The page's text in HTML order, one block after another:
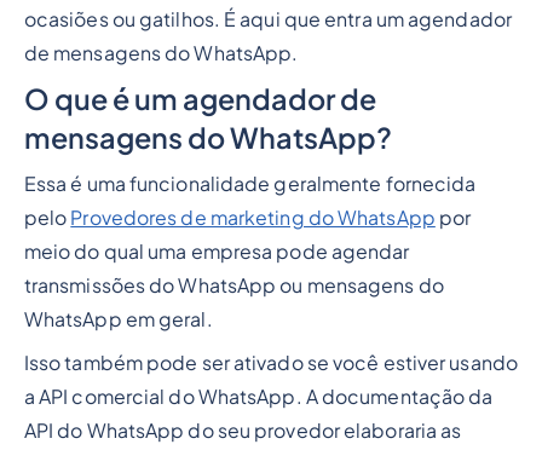
ocasiões ou gatilhos. É aqui que entra um agendador
de mensagens do WhatsApp.
O que é um agendador de
mensagens do WhatsApp?
Essa é uma funcionalidade geralmente fornecida
pelo Provedores de marketing do WhatsApp por
meio do qual uma empresa pode agendar
transmissões do WhatsApp ou mensagens do
WhatsApp em geral.
Isso também pode ser ativado se você estiver usando
a API comercial do WhatsApp. A documentação da
API do WhatsApp do seu provedor elaboraria as